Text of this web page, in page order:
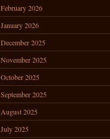
February 2026
January 2026
December 2025
November 2025
October 2025
September 2025
August 2025
July 2025